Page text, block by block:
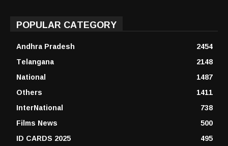
POPULAR CATEGORY
Andhra Pradesh
2454
Telangana
2148
National
1487
Others
1411
InterNational
738
Films News
500
ID CARDS 2025
495